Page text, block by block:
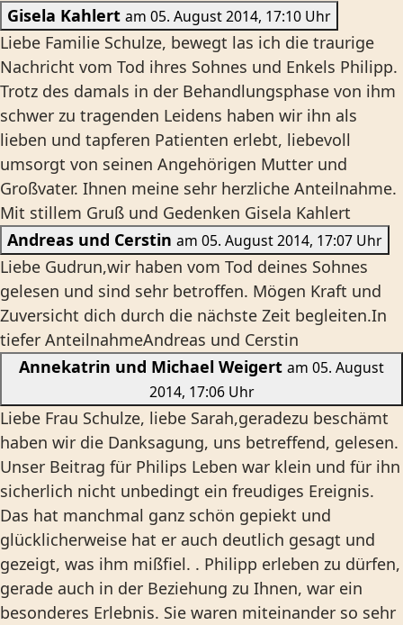
Gisela Kahlert
am 05. August 2014, 17:10 Uhr
Liebe Familie Schulze, bewegt las ich die traurige
Nachricht vom Tod ihres Sohnes und Enkels Philipp.
Trotz des damals in der Behandlungsphase von ihm
schwer zu tragenden Leidens haben wir ihn als
lieben und tapferen Patienten erlebt, liebevoll
umsorgt von seinen Angehörigen Mutter und
Großvater. Ihnen meine sehr herzliche Anteilnahme.
Mit stillem Gruß und Gedenken Gisela Kahlert
Andreas und Cerstin
am 05. August 2014, 17:07 Uhr
Liebe Gudrun,wir haben vom Tod deines Sohnes
gelesen und sind sehr betroffen. Mögen Kraft und
Zuversicht dich durch die nächste Zeit begleiten.In
tiefer AnteilnahmeAndreas und Cerstin
Annekatrin und Michael Weigert am 05. August
2014, 17:06 Uhr
Liebe Frau Schulze, liebe Sarah,geradezu beschämt
haben wir die Danksagung, uns betreffend, gelesen.
Unser Beitrag für Philips Leben war klein und für ihn
sicherlich nicht unbedingt ein freudiges Ereignis.
Das hat manchmal ganz schön gepiekt und
glücklicherweise hat er auch deutlich gesagt und
gezeigt, was ihm mißfiel. . Philipp erleben zu dürfen,
gerade auch in der Beziehung zu Ihnen, war ein
besonderes Erlebnis. Sie waren miteinander so sehr